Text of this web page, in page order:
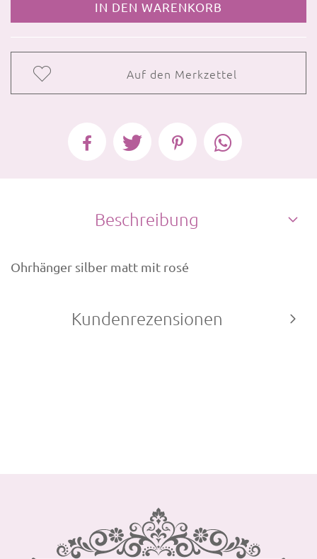
Auf den Merkzettel
Beschreibung
Ohrhänger silber matt mit rosé
Kundenrezensionen